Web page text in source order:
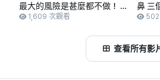
最大的風險是甚麼都不做！ 艾
佩克斯整形外科將為您的美麗
1,609 次觀看
鼻 三
502
查看所有影